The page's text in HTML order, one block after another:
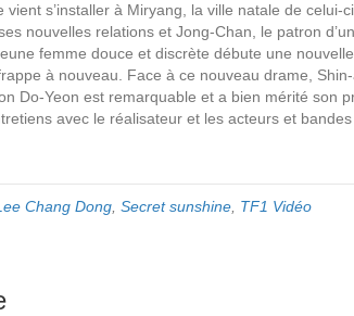
s’installer à Miryang, la ville natale de celui-
nouvelles relations et Jong-Chan, le patron
femme douce et discrète débute une nouvelle
à nouveau. Face à ce nouveau drame,
Do-Yeon est remarquable et a bien mérité son
avec le réalisateur et les acteurs et
Chang Dong Secret sunshine TF1 Vidéo